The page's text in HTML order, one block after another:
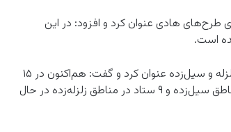
طرح‌های هادی عنوان کرد و افزود: در این
وی یکی دیگر از وظایف بنیاد مسکن را بازسازی واحدهای مسکونی زلزله و سیل‌زده عنوان کرد و گفت: هم‌اکنون در ۱۵
نقطه کشور ستاد بازسازی بنیاد مسکن فعال است که ۶ ستاد در مناطق سیل‌زده و ۹ ستاد در مناطق زلزله‌زده در حال